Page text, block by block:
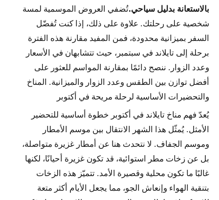
بالاستعانة بدليل سياحي.تُضفي العروض الموسمية لمسة
شخصية على رحلتك. علاوة على ذلك، إذا كنت تُفضّل
السفر بميزانية محدودة، فمن المفيد مقارنة هذه الفترة
برحلة إلى تايلاند في سبتمبر، حيث تتشابهان في الأسعار
وعدد الزوار. ننصح دائمًا بمقارنة المواسم للعثور على
أفضل توازن بين الطقس وعدد الزوار والميزانية. المناخ
والتحضيرات الأساسية لرحلة مريحة في أكتوبر
يُعدّ فهم مناخ تايلاند في أكتوبر خطوة أساسية للتحضير
الأمثل. يُمثّل هذا الشهر الانتقال بين موسم الأمطار
وموسم الجفاف. لا نتحدث هنا عن أمطار غزيرة متواصلة،
بل عن زخات مطر استوائية، قد تكون غزيرة أحيانًا، لكنها
غالبًا ما تكون محلية وقصيرة الأمد. تتميّز هذه الزخات
بتنقية الهواء وإنعاش الجو، مما يجعل الأيام أكثر متعة